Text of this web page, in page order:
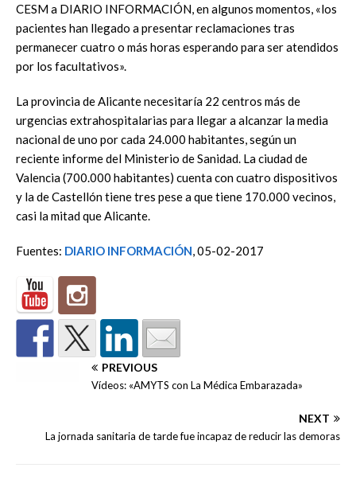
CESM a DIARIO INFORMACIÓN, en algunos momentos, «los
pacientes han llegado a presentar reclamaciones tras
permanecer cuatro o más horas esperando para ser atendidos
por los facultativos».
La provincia de Alicante necesitaría 22 centros más de
urgencias extrahospitalarias para llegar a alcanzar la media
nacional de uno por cada 24.000 habitantes, según un
reciente informe del Ministerio de Sanidad. La ciudad de
Valencia (700.000 habitantes) cuenta con cuatro dispositivos
y la de Castellón tiene tres pese a que tiene 170.000 vecinos,
casi la mitad que Alicante.
Fuentes: DIARIO INFORMACIÓN, 05-02-2017
PREVIOUS
Vídeos: «AMYTS con La Médica Embarazada»
NEXT
La jornada sanitaria de tarde fue incapaz de reducir las demoras